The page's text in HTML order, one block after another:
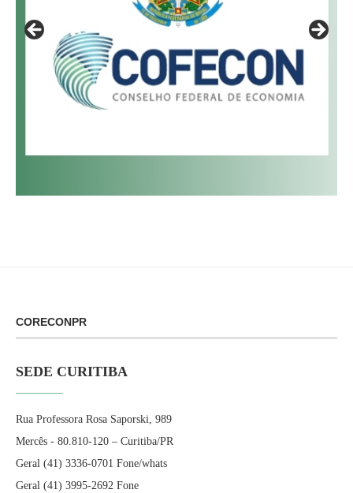
CORECONPR
SEDE CURITIBA
Rua Professora Rosa Saporski, 989
Mercês - 80.810-120 – Curitiba/PR
Geral (41) 3336-0701 Fone/whats
Geral (41) 3995-2692 Fone